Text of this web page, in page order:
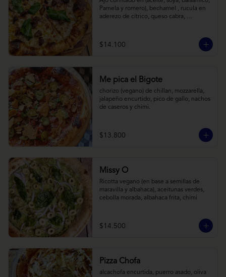
Pamela y romero), bechamel , rucula en
aderezo de cítrico, queso cabra,
$14.100
Me pica el Bigote
chorizo (vegano) de chillan, mozzarella,
jalapeño encurtido, pico de gallo, nachos
de caseros y chimi.
$13.800
Missy O
Ricotta vegano (en base a semillas de
maravilla y albahaca), aceitunas verdes,
cebolla morada, albahaca frita, chimi
$14.500
Pizza Chofa
alcachofa encurtida, puerro asado, oliva